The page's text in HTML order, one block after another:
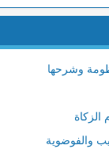
وشرحها
الزكاة
والفوضوية